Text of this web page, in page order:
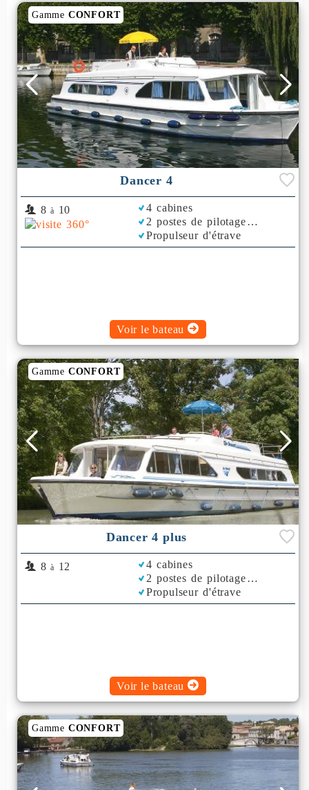
Gamme CONFORT
Dancer 4
8 à 10
4 cabines
2 postes de pilotage
Propulseur d'étrave
Voir le bateau
Gamme CONFORT
Dancer 4 plus
8 à 12
4 cabines
2 postes de pilotage
Propulseur d'étrave
Voir le bateau
Gamme CONFORT